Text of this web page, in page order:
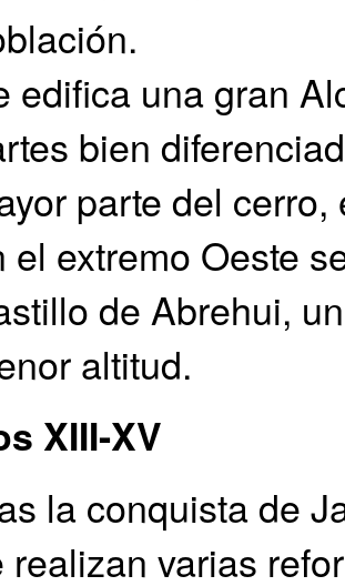
edifica una gran
bien
parte del
el extremo Oeste
de Abrehui,
altitud.
XIII-XV
la conquista de
realizan varias